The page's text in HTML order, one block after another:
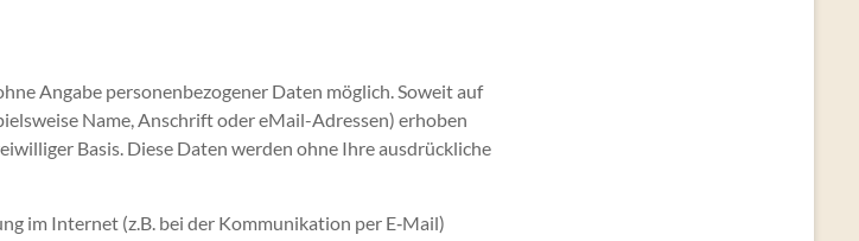
Angabe personenbezogener Daten möglich. Soweit auf
Name, Anschrift oder eMail-Adressen) erhoben
Basis. Diese Daten werden ohne Ihre ausdrückliche
im Internet (z.B. bei der Kommunikation per E‑Mail)